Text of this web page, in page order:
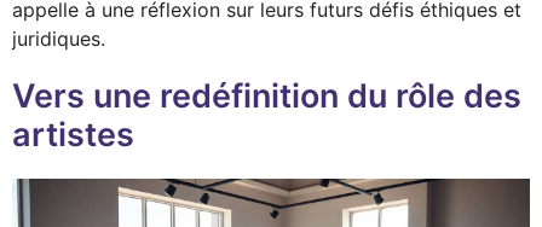
appelle à une réflexion sur leurs futurs défis éthiques et
juridiques.
Vers une redéfinition du rôle des
artistes